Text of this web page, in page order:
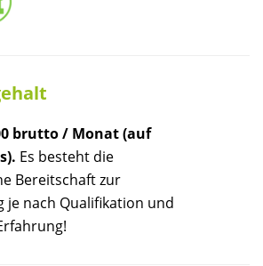
brutto / Monat (auf
Es besteht die
Bereitschaft zur
je nach Qualifikation und